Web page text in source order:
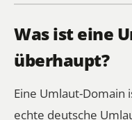
Was ist eine
überhaupt?
Eine Umlaut-Domain
echte deutsche